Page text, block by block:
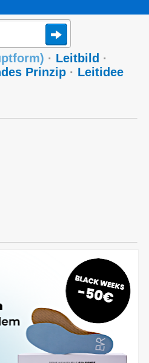
) · Leitbild ·
Prinzip · Leitidee